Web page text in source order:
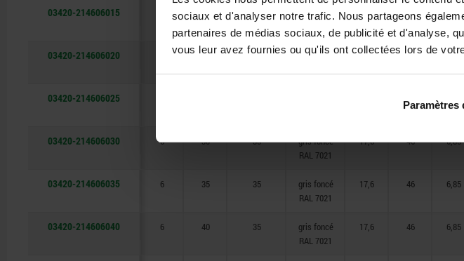
sociaux et d'analyser notre trafic. Nous partageons
partenaires de médias sociaux, de publicité et d'analyse,
vous leur avez fournies ou qu'ils ont collectées lors de
Paramètres
03420-214606015 15 35
gris foncé
RAL 7021
17,6 46 6,85
03420-214606020 20 35
gris foncé
17,6 46 6,85
03420-214606025 46
03420-214606030 6 30 35
gris foncé
RAL 7021
17,6 46 6,85
03420-214606035 6 35 35
gris foncé
RAL 7021
17,6 46 6,85
03420-214606040 6 40 35
gris foncé
RAL 7021
17,6 46 6,85